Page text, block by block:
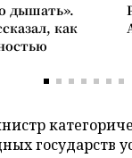
дышать».
как
государств